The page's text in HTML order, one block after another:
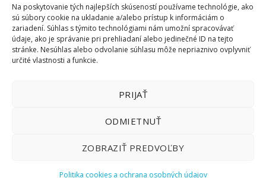
Na poskytovanie tých najlepších skúseností používame technológie, ako
sú súbory cookie na ukladanie a/alebo prístup k informáciám o
zariadení. Súhlas s týmito technológiami nám umožní spracovávať
údaje, ako je správanie pri prehliadaní alebo jedinečné ID na tejto
stránke. Nesúhlas alebo odvolanie súhlasu môže nepriaznivo ovplyvniť
určité vlastnosti a funkcie.
PRIJAŤ
ODMIETNUŤ
ZOBRAZIŤ PREDVOĽBY
Politika cookies a ochrana osobných údajov
Norwix
Purex Tiflex Tykma Zanasi
ODBER NEWSLETTERU